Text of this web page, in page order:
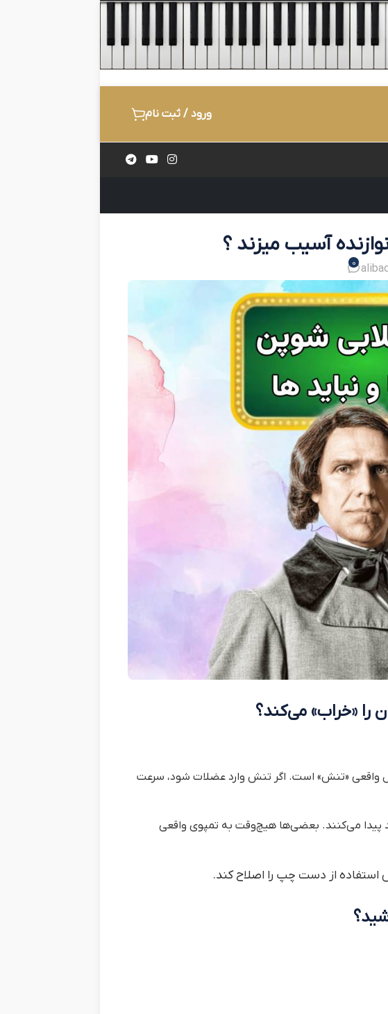
ورود / ثبت نام
آسیب میزند ؟
0
را «خراب» می‌کند؟
واقعی «تنش» است. اگر تنش وارد عضلات شود، سرعت
درد ساعد پیدا می‌کنند. بعضی‌ها هیچ‌وقت به تمپوی واقعی
استفاده از دست چپ را اصلاح کند.